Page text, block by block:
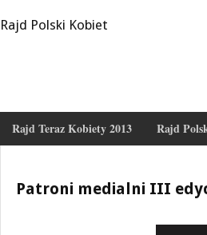
Rajd Polski Kobiet
Rajd Teraz Kobiety 2013 Rajd
Patroni medialni III